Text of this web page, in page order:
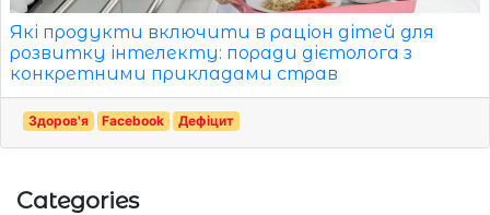
Які продукти включити в раціон дітей для
розвитку інтелекту: поради дієтолога з
конкретними прикладами страв
Здоров'я Facebook Дефіцит
Categories